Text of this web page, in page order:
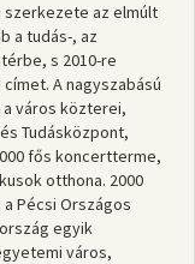
szerkezete az elmúlt
a tudás-, az
s 2010-re
A nagyszabású
város közterei,
Tudásközpont,
fős koncertterme,
otthona. 2000
Pécsi Országos
egyik
város,